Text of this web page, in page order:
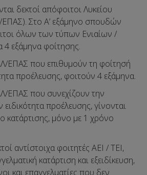
δεκτοί απόφοιτοι Λυκείου
Στο Α’ εξάμηνο σπουδών
όλων των τύπων Ενιαίων /
4 εξάμηνα φοίτησης.
ΕΠΑΣ που επιθυμούν τη φοίτησή
προέλευσης, φοιτούν 4 εξάμηνα.
ΕΠΑΣ που συνεχίζουν την
ειδικότητα προέλευσης, γίνονται
κατάρτισης, μόνο με 1 χρόνο
αντίστοιχα φοιτητές ΑΕΙ / ΤΕΙ,
κατάρτιση και εξειδίκευση,
και επαγγελματίες που δεν